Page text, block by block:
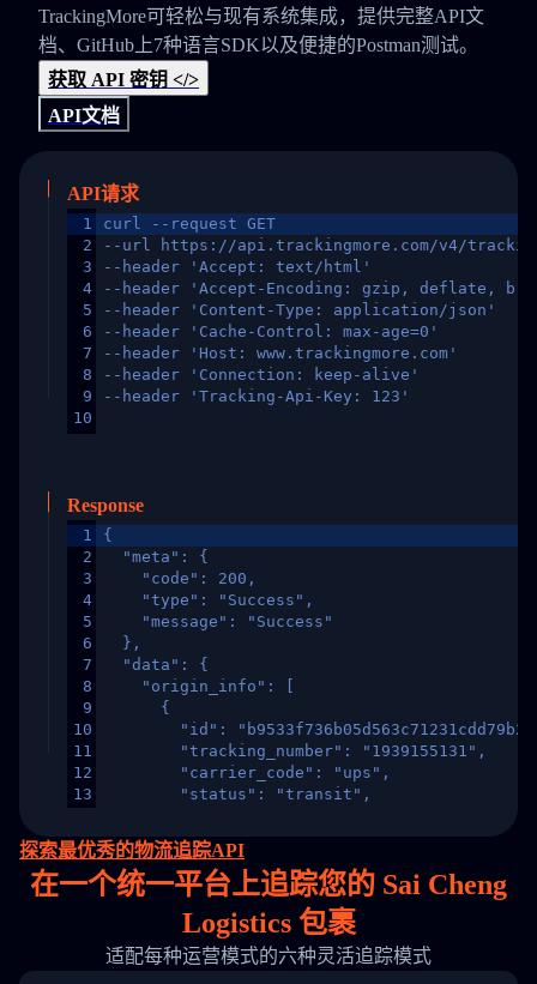
TrackingMore可轻松与现有系统集成，提供完整API文
档、GitHub上7种语言SDK以及便捷的Postman测试。
获取 API 密钥 </>
API文档
API请求
1
2
3
4
5
6
7
8
9
10
curl --request GET
--url https://api.trackingmore.com/v4/trackings/
--header 'Accept: text/html'
--header 'Accept-Encoding: gzip, deflate,
--header 'Content-Type: application/json'
--header 'Cache-Control: max-age=0'
--header 'Host: www.trackingmore.com'
--header 'Connection: keep-alive'
--header 'Tracking-Api-Key: 123'
Response
1
2
3
4
5
6
7
8
9
10
11
12
13
15
16
17
{
  "meta": {
    "code": 200,
    "type": "Success",
    "message": "Success"
  },
  "data": {
    "origin_info": [
      {
"id":
        "tracking_number": "1939155131",
        "carrier_code": "ups",
        "status": "transit",
"destination_country": "United
        "itemTimeLength": 2,
        "weblink": "",
        "phone": null,
        "trackinfo": [
          {
            "Date": "2017-03-08 04: 22: 00",
探索最优秀的物流追踪API
在一个统一平台上追踪您的 Sai Cheng
Logistics 包裹
适配每种运营模式的六种灵活追踪模式